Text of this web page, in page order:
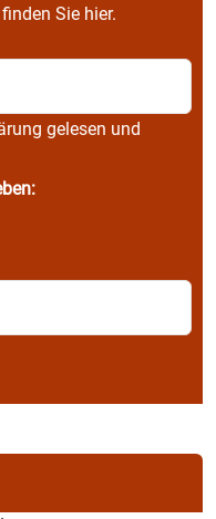
Sie hier.
gelesen und